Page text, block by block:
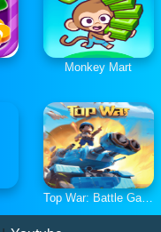
Monkey Mart
Top War: Battle Game